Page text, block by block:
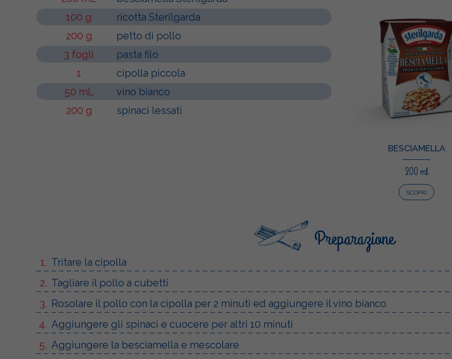
100 g
ricotta Sterilgarda
200 g
petto di pollo
3 fogli
pasta filo
1
cipolla piccola
50 mL
vino bianco
200 g
spinaci lessati
BESCIAMELLA
200 ml
SCOPRI
Preparazione
Tritare la cipolla
Tagliare il pollo a cubetti
Rosolare il pollo con la cipolla per 2 minuti ed aggiungere il vino bianco
Aggiungere gli spinaci e cuocere per altri 10 minuti
Aggiungere la besciamella e mescolare